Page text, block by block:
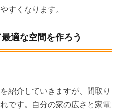
すくなります。
適な空間を作ろう
紹介していきますが、間取り
です。自分の家の広さと家電